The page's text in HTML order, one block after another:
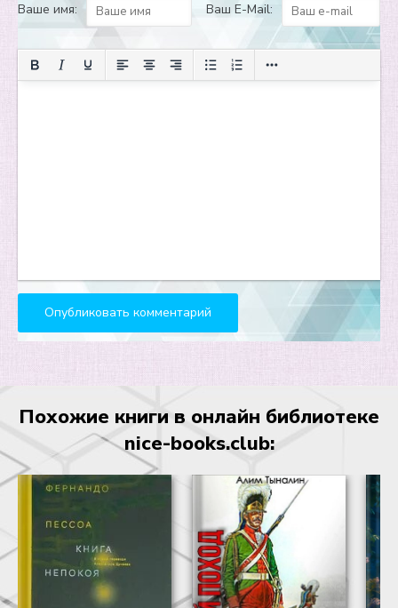
25
29
31
Ваше имя: Ваш E-Mail:
Похожие книги в онлайн библиотеке
nice-books.club: